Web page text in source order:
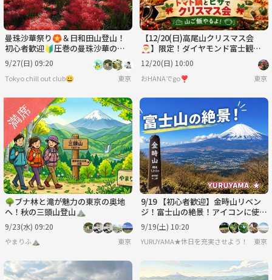
曼珠沙華祭り🏵️＆日和田山登山！
初心者歓迎🔰圧巻の曼珠沙華の美
しさと人気の低山縦走体験🪷
9/27(日) 09:20
Tokyo chill out club😀 東京
【12/20(日)高尾山クリスマス会
🎅】限定！ダイヤモンド富士観賞
＆トマト鍋とピザで山ご飯交流会
🍕
12/20(日) 10:00
おHANAでgo❣️ 東京
🌳ブナ林と滝が魅力の東京の奥地
へ！秋の三頭山登山⛰️
9/23(水) 09:20
やまりふ⛰️ 東京
9/19 【初心者歓迎】金時山リベン
ジ！富士山の絶景！アイコンに使え
る素敵な写真を撮りに行こう！！
9/19(土) 10:20
YURUYAMA★休日を充実させよう！（グル
東京